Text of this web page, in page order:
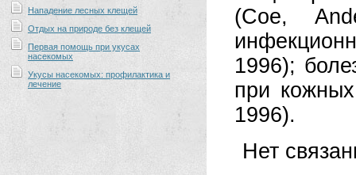
Нападение лесных клещей
Отдых на природе без клещей
Первая помощь при укусах
насекомых
Укусы насекомых: профилактика и
лечение
(Сое,
1996);
при
1996).
Нет